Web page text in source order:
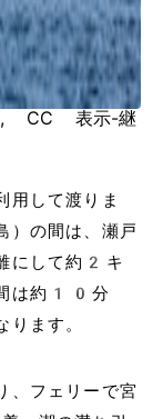
, CC 表示-継
用して渡りま
）の間は、瀬戸
にして約2キ
間は約10分
ます。
、フェリーで宮